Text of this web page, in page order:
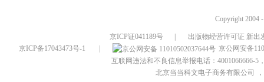
Copyright 2004
京ICP证041189号
出版物经营许可证 新出
京ICP备17043473号-1
京公网安备
互联网违法和不良信息举报电话：4001066666-5
北京当当科文电子商务有限公司